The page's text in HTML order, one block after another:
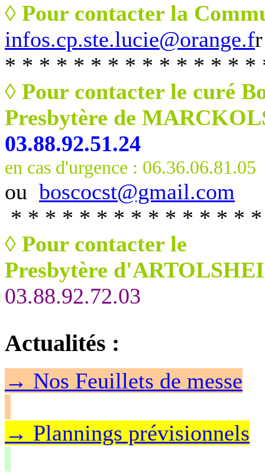
◊ Pour contacter la
infos.cp.ste.lucie@orange.fr
* * * * * * * * * * * * * * *
◊ Pour contacter le curé
Presbytère de
03.88.92.51.24
en cas d'urgence : 06.36.06.81.05
ou boscocst@gmail.com
* * * * * * * * * * * * * *
◊ Pour contacter le
Presbytère
03.88.92.72.03
Actualités :
→ Nos Feuillets de messe
→ Plannings prévisionnels